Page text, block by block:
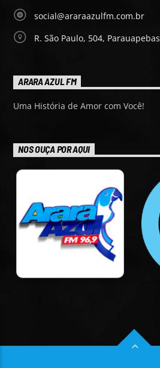
social@araraazulfm.com.br
R. São Paulo, 504, Parauapebas
ARARA AZUL FM
Uma História de Amor com Você!
NOS OUÇA POR AQUI